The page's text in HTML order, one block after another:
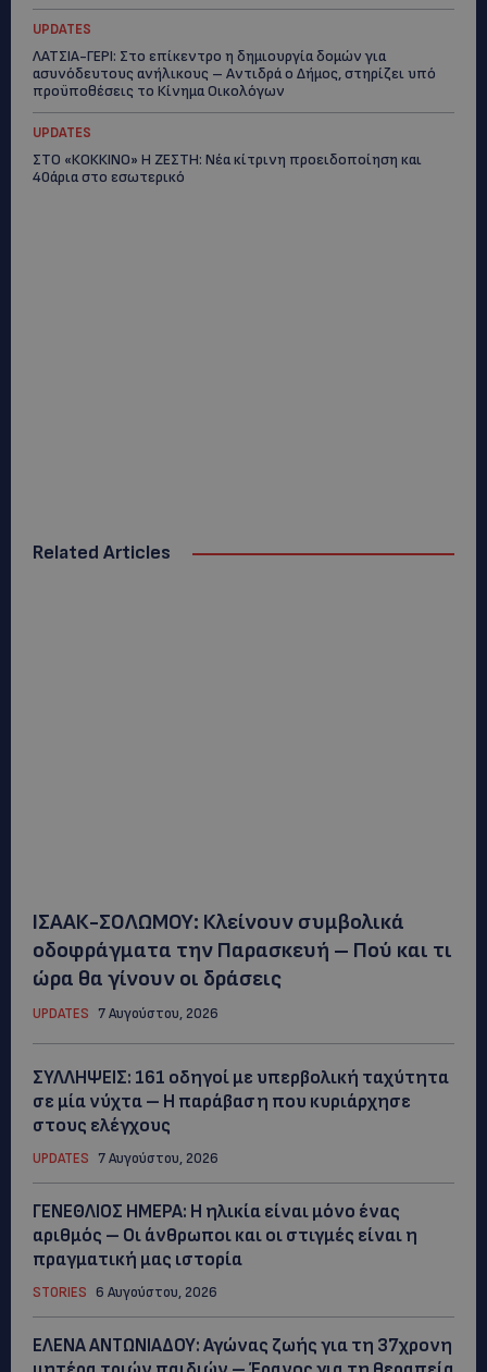
UPDATES
ΛΑΤΣΙΑ-ΓΕΡΙ: Στο επίκεντρο η δημιουργία δομών για
ασυνόδευτους ανήλικους – Αντιδρά ο Δήμος, στηρίζει υπό
προϋποθέσεις το Κίνημα Οικολόγων
UPDATES
ΣΤΟ «ΚΟΚΚΙΝΟ» Η ΖΕΣΤΗ: Νέα κίτρινη προειδοποίηση και
40άρια στο εσωτερικό
Related Articles
ΙΣΑΑΚ-ΣΟΛΩΜΟΥ: Κλείνουν συμβολικά
οδοφράγματα την Παρασκευή – Πού και τι
ώρα θα γίνουν οι δράσεις
UPDATES 7 Αυγούστου, 2026
ΣΥΛΛΗΨΕΙΣ: 161 οδηγοί με υπερβολική ταχύτητα
σε μία νύχτα – Η παράβαση που κυριάρχησε
στους ελέγχους
UPDATES 7 Αυγούστου, 2026
ΓΕΝΕΘΛΙΟΣ ΗΜΕΡΑ: Η ηλικία είναι μόνο ένας
αριθμός – Οι άνθρωποι και οι στιγμές είναι η
πραγματική μας ιστορία
STORIES 6 Αυγούστου, 2026
ΕΛΕΝΑ ΑΝΤΩΝΙΑΔΟΥ: Αγώνας ζωής για τη 37χρονη